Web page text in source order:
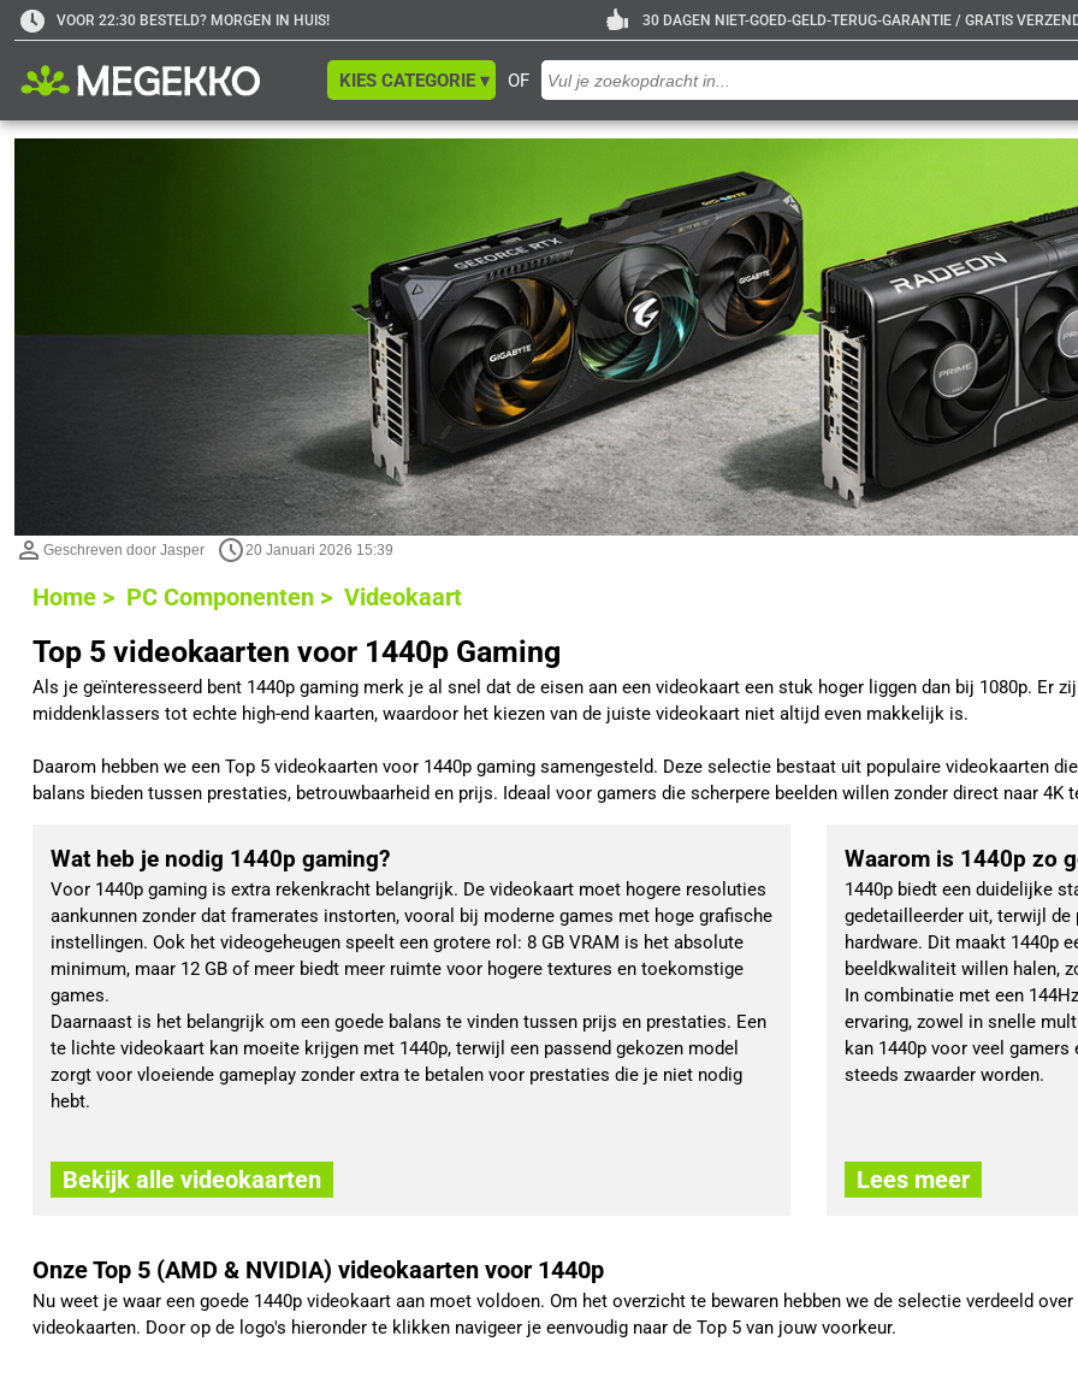
VOOR 22:30 BESTELD? MORGEN IN HUIS! 30 DAGEN NIET-GOED-GELD-TERUG-GARANTIE / GRATIS
OF
KIES CATEGORIE ▾
Geschreven door Jasper 20 Januari 2026 15:39
Home > PC Componenten > Videokaart
Top 5 videokaarten voor 1440p Gaming
Als je geïnteresseerd bent 1440p gaming merk je al snel dat de eisen aan een videokaart een stuk hoger liggen dan bij 1080p. Er
middenklassers tot echte high-end kaarten, waardoor het kiezen van de juiste videokaart niet altijd even makkelijk is.
Daarom hebben we een Top 5 videokaarten voor 1440p gaming samengesteld. Deze selectie bestaat uit populaire videokaarten
balans bieden tussen prestaties, betrouwbaarheid en prijs. Ideaal voor gamers die scherpere beelden willen zonder direct naar 4K
Wat heb je nodig 1440p gaming?
Voor 1440p gaming is extra rekenkracht belangrijk. De videokaart moet hogere resoluties
aankunnen zonder dat framerates instorten, vooral bij moderne games met hoge grafische
instellingen. Ook het videogeheugen speelt een grotere rol: 8 GB VRAM is het absolute
minimum, maar 12 GB of meer biedt meer ruimte voor hogere textures en toekomstige
games.
Daarnaast is het belangrijk om een goede balans te vinden tussen prijs en prestaties. Een
te lichte videokaart kan moeite krijgen met 1440p, terwijl een passend gekozen model
zorgt voor vloeiende gameplay zonder extra te betalen voor prestaties die je niet nodig
hebt.
Waarom is 1440p zo
1440p biedt een duidelijke
gedetailleerder uit, terwijl
hardware. Dit maakt 1440p
beeldkwaliteit willen halen,
In combinatie met een
ervaring, zowel in snelle
kan 1440p voor veel
steeds zwaarder worden.
Bekijk alle videokaarten Lees meer
Onze Top 5 (AMD & NVIDIA) videokaarten voor 1440p
Nu weet je waar een goede 1440p videokaart aan moet voldoen. Om het overzicht te bewaren hebben we de selectie verdeeld
videokaarten. Door op de logo's hieronder te klikken navigeer je eenvoudig naar de Top 5 van jouw voorkeur.